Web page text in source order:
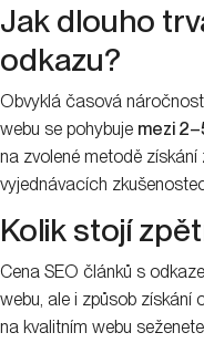
Jak dlouho
odkazu?
Obvyklá časová
webu se pohybuje mezi
na zvolené metodě
vyjednávacích
Kolik stojí
Cena SEO článků s
webu, ale i způsob získání
na kvalitním webu